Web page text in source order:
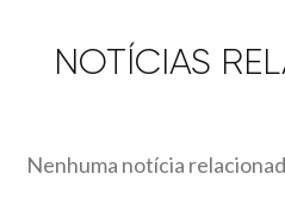
NOTÍCIAS
Nenhuma notícia